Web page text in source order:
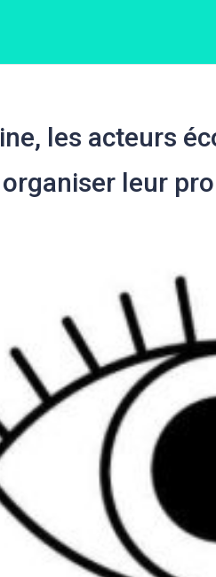
les acteurs
leur